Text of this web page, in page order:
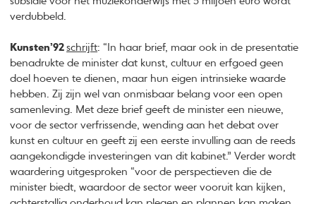
verdubbeld.
Kunsten’92schrijft: “In haar brief, maar ook in de presentatie
benadrukte de minister dat kunst, cultuur en erfgoed geen
doel hoeven te dienen, maar hun eigen intrinsieke waarde
hebben. Zij zijn wel van onmisbaar belang voor een open
samenleving. Met deze brief geeft de minister een nieuwe,
voor de sector verfrissende, wending aan het debat over
kunst en cultuur en geeft zij een eerste invulling aan de reeds
aangekondigde investeringen van dit kabinet.” Verder wordt
waardering uitgesproken “voor de perspectieven die de
minister biedt, waardoor de sector weer vooruit kan kijken,